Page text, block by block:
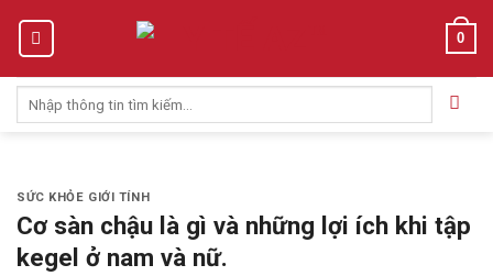
0
kiếm:
SỨC KHỎE GIỚI TÍNH
Cơ sàn chậu là gì và những lợi ích khi tập
kegel ở nam và nữ.